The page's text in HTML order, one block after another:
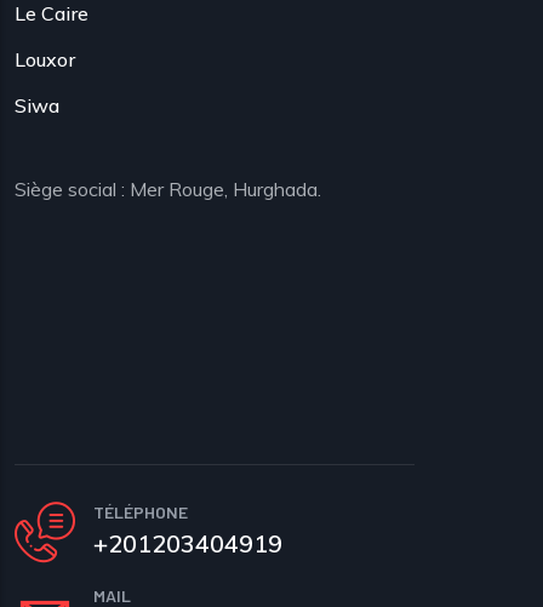
Le Caire
Louxor
Siwa
Siège social : Mer Rouge, Hurghada.
TÉLÉPHONE
+201203404919
MAIL